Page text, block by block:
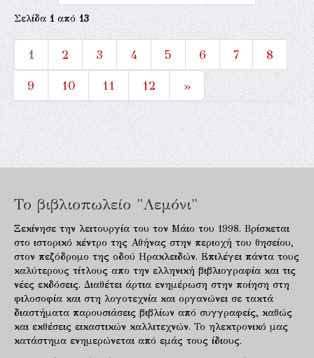
Σελίδα1από13
1 2 3 4 5 6 7
8
9
10 11 12 »
Το βιβλιοπωλείο "Λεμόνι"
Ξεκίνησε την λειτουργία του τον Μάιο του 1998. Βρίσκεται
στο ιστορικό κέντρο της Αθήνας στην περιοχή του θησείου,
στον πεζόδρομο της οδού Ηρακλειδών. Επιλέγει πάντα τους
καλύτερους τίτλους απο την ελληνική βιβλιογραφία και τις
νέες εκδόσεις. Διαθέτει άρτια ενημέρωση στην ποίηση στη
φιλοσοφία και στη λογοτεχνία και οργανώνει σε τακτά
διαστήματα παρουσιάσεις βιβλίων από συγγραφείς, καθώς
και εκθέσεις εικαστικών καλλιτεχνών. Το ηλεκτρονικό μας
κατάστημα ενημερώνεται από εμάς τους ίδιους.